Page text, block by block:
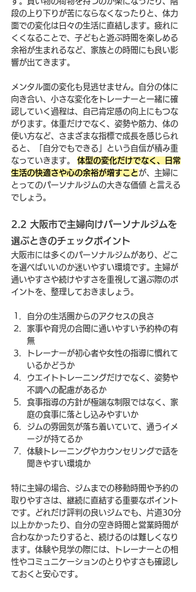
段の上り下りが苦にならなくなったりと、体力
面での変化は日々の生活に直結します。疲れに
くくなることで、子どもと遊ぶ時間を楽しめる
余裕が生まれるなど、家族との時間にも良い影
響が出てきます。
メンタル面の変化も見逃せません。自分の体に
向き合い、小さな変化をトレーナーと一緒に確
認していく過程は、自己肯定感の向上にもつな
がります。体重だけでなく、姿勢や筋力、体の
使い方など、さまざまな指標で成長を感じられ
ると、「自分でもできる」という自信が積み重
なっていきます。 体型の変化だけでなく、日常
生活の快適さや心の余裕が増すこと が、主婦に
とってのパーソナルジムの大きな価値 と言える
でしょう。
2.2 大阪市で主婦向けパーソナルジムを
選ぶときのチェックポイント
大阪市には多くのパーソナルジムがあり、どこ
を選べばいいのか迷いやすい環境です。主婦が
通いやすさや続けやすさを重視して選ぶ際のポ
イントを、整理しておきましょう。
自分の生活圏からのアクセスの良さ
家事や育児の合間に通いやすい予約枠の有
無
トレーナーが初心者や女性の指導に慣れて
いるかどうか
ウエイトトレーニングだけでなく、姿勢や
不調への配慮があるか
食事指導の方針が極端な制限ではなく、家
庭の食事に落とし込みやすいか
ジムの雰囲気が落ち着いていて、通うイメ
ージが持てるか
体験トレーニングやカウンセリングで話を
聞きやすい環境か
特に主婦の場合、ジムまでの移動時間や予約の
取りやすさは、継続に直結する重要なポイント
です。どれだけ評判の良いジムでも、片道30分
以上かかったり、自分の空き時間と営業時間が
合わなかったりすると、続けるのは難しくなり
ます。体験や見学の際には、トレーナーとの相
性やコミュニケーションのとりやすさも確認し
ておくと安心です。